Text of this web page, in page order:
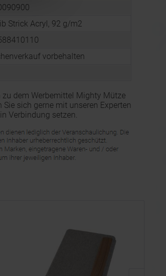
Strick Acryl, 92 g/m2
vorbehalten
dem Werbemittel Mighty Mütze
sich gerne mit unseren Experten
Verbindung setzen.